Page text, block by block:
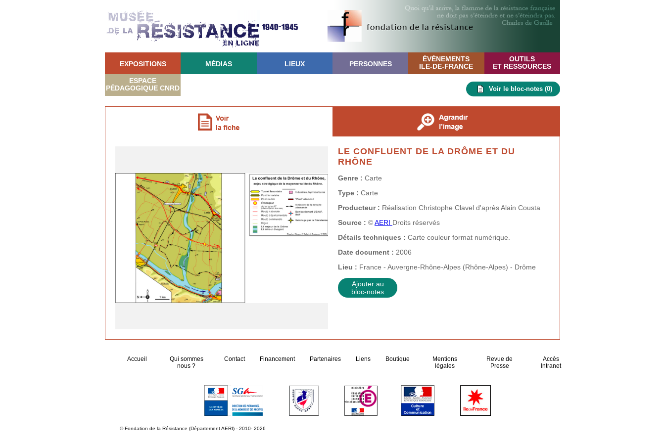
EXPOSITIONS MÉDIAS LIEUX PERSONNES
ÉVÈNEMENTS
ILE-DE-FRANCE
OUTILS
ET RESSOURCES
ESPACE
PÉDAGOGIQUE CNRD Voir le bloc-notes (0)
LE CONFLUENT DE LA DRÔME ET DU
RHÔNE
Genre : Carte
Type : Carte
Producteur : Réalisation Christophe Clavel d'après Alain Cousta
Source : ©AERI Droits réservés
Détails techniques : Carte couleur format numérique.
Date document : 2006
Lieu : France - Auvergne-Rhône-Alpes (Rhône-Alpes) - Drôme
Ajouter au
bloc-notes
Accueil
Qui sommes
nous ?
Contact Financement Partenaires Liens Boutique
Mentions
légales
Revue de
Presse
Accès
Intranet
© Fondation de la Résistance (Département AERI) - 2010- 2026